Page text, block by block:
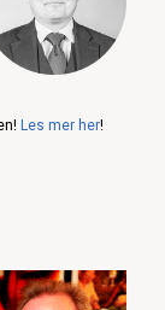
Les mer her!